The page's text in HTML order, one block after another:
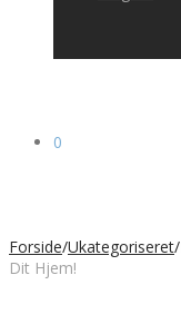
0
Forside/Ukategoriseret/
Dit Hjem!